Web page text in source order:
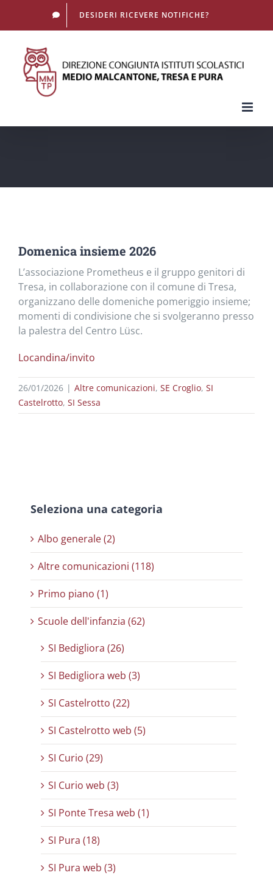
DESIDERI RICEVERE NOTIFICHE?
Domenica insieme 2026
L’associazione Prometheus e il gruppo genitori di
Tresa, in collaborazione con il comune di Tresa,
organizzano delle domeniche pomeriggio insieme;
momenti di condivisione che si svolgeranno presso
la palestra del Centro Lüsc.
Locandina/invito
26/01/2026 | Altre comunicazioni, SE Croglio, SI
Castelrotto, SI Sessa
Seleziona una categoria
Albo generale (2)
Altre comunicazioni (118)
Primo piano (1)
Scuole dell'infanzia (62)
SI Bedigliora (26)
SI Bedigliora web (3)
SI Castelrotto (22)
SI Castelrotto web (5)
SI Curio (29)
SI Curio web (3)
SI Ponte Tresa web (1)
SI Pura (18)
SI Pura web (3)